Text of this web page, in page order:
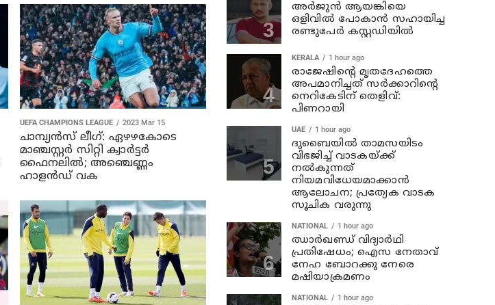
UEFA CHAMPIONS LEAGUE 2023 Mar 15
ചാമ്പ്യന്‍സ് ലീഗ്: ഏഴഴകോടെ
മാഞ്ചസ്റ്റര്‍ സിറ്റി ക്വാര്‍ട്ടര്‍
ഫൈനലില്‍; അഞ്ചെണ്ണം
ഹാളന്‍ഡ് വക
അര്‍ജുന്‍ ആയങ്കിയെ
ഒളിവില്‍ പോകാന്‍ സഹായിച്ച
രണ്ടുപേര്‍ കസ്റ്റഡിയില്‍
KERALA 1 hour ago
രാജേഷിന്റെ മൃതദേഹത്തെ
അപമാനിച്ചത് സര്‍ക്കാറിന്റെ
നെറികേടിന് തെളിവ്:
പിണറായി
UAE 1 hour ago
ദുബൈയിൽ താമസയിടം
വിഭജിച്ച് വാടകയ്ക്ക്
നൽകുന്നത്
നിയമവിധേയമാക്കാൻ
ആലോചന; പ്രത്യേക വാടക
സൂചിക വരുന്നു
NATIONAL 1 hour ago
ഝാര്‍ഖണ്ഡ് വിദ്യാര്‍ഥി
പ്രതിഷേധം; ഐസ നേതാവ്
നേഹ ബോറക്കു നേരെ
മഷിയാക്രമണം
NATIONAL 1 hour ago